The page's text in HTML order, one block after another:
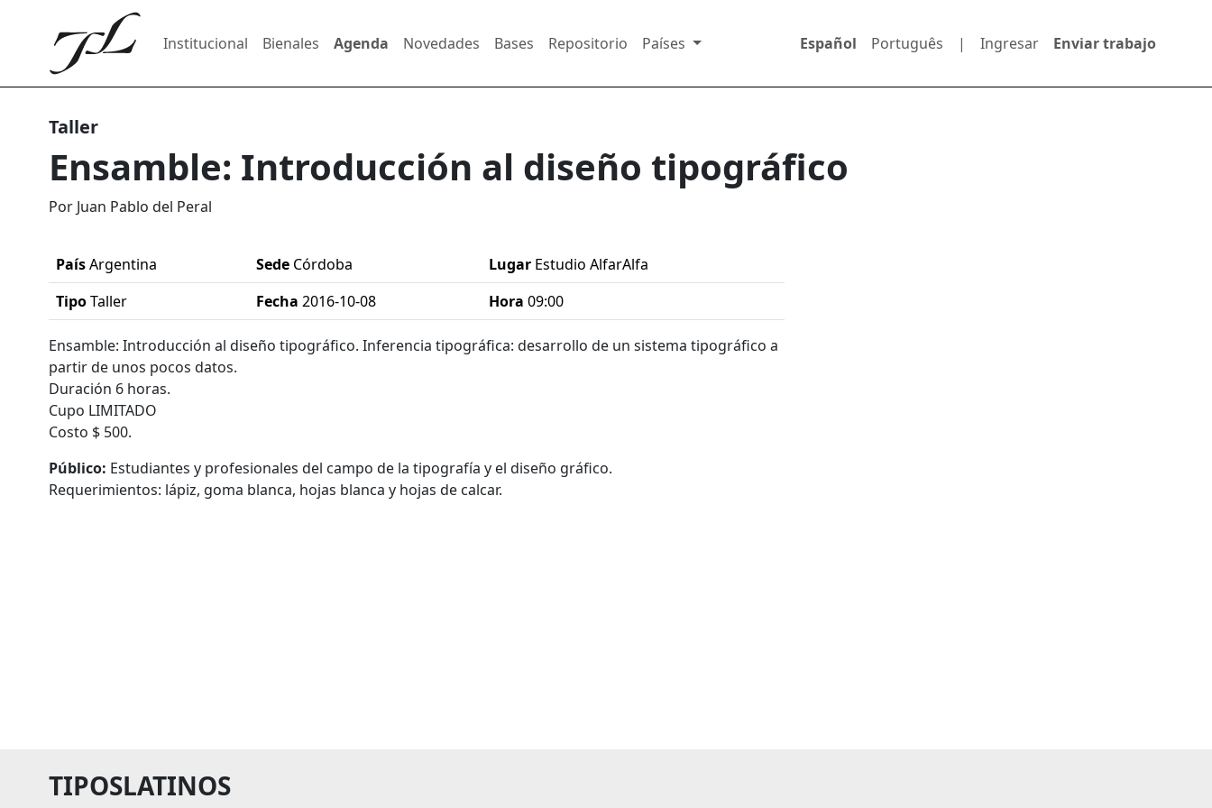
Institucional Bienales Agenda Novedades Bases Repositorio Países Español Português | Ingresar Enviar trabajo
Taller
Ensamble: Introducción al diseño tipográfico
Por Juan Pablo del Peral
PaísArgentina Sede Córdoba Lugar Estudio AlfarAlfa
TipoTaller Fecha 2016-10-08 Hora 09:00
Ensamble: Introducción al diseño tipográfico. Inferencia tipográfica: desarrollo de un sistema tipográfico a
partir de unos pocos datos.
Duración 6 horas.
Cupo LIMITADO
Costo $ 500.
Público: Estudiantes y profesionales del campo de la tipografía y el diseño gráfico.
Requerimientos: lápiz, goma blanca, hojas blanca y hojas de calcar.
TIPOSLATINOS